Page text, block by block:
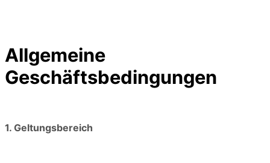
Allgemeine
Geschäftsbedingungen
1. Geltungsbereich